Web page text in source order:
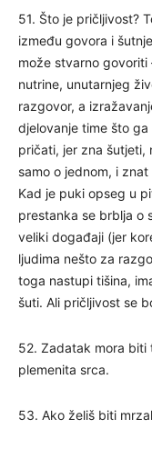
51. Što je pričljivost?
između govora i
može stvarno govoriti
nutrine, unutarnjeg
razgovor, a
djelovanje time što
pričati, jer zna šutjeti,
samo o jednom, i
Kad je puki opseg u
prestanka se brblja o
veliki događaji (jer
ljudima nešto za
toga nastupi tišina,
šuti. Ali pričljivost se
52. Zadatak mora biti
plemenita srca.
53. Ako želiš biti